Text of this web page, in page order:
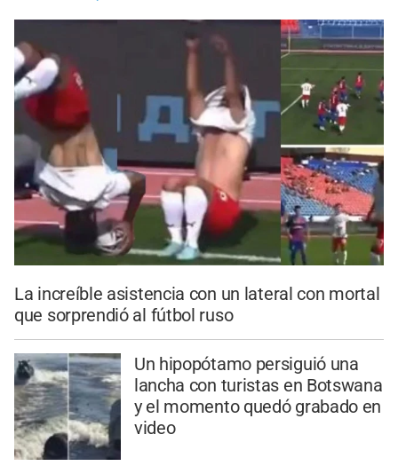
La increíble asistencia con un lateral con mortal
que sorprendió al fútbol ruso
Un hipopótamo persiguió una
lancha con turistas en Botswana
y el momento quedó grabado en
video